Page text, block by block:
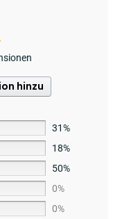
hinzu
31%
18%
50%
0%
0%